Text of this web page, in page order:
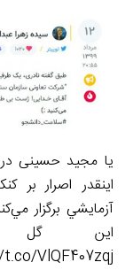
یا مجید حسینی
اينقدر اصرار بر
آزمايشي برگزار
اين گل
VlQF407zqj .